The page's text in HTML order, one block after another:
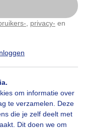
privacy- en
om informatie over
te verzamelen. Deze
die je zelf deelt met
Dit doen we om